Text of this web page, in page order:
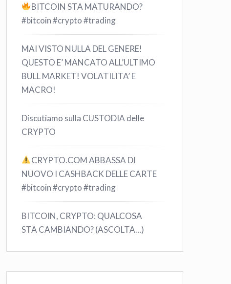
BITCOIN STA MATURANDO?
#bitcoin #crypto #trading
MAI VISTO NULLA DEL GENERE!
QUESTO E’ MANCATO ALL’ULTIMO
BULL MARKET! VOLATILITA’ E
MACRO!
Discutiamo sulla CUSTODIA delle
CRYPTO
CRYPTO.COM ABBASSA DI
NUOVO I CASHBACK DELLE CARTE
#bitcoin #crypto #trading
BITCOIN, CRYPTO: QUALCOSA
STA CAMBIANDO? (ASCOLTA…)